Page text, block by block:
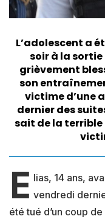
L’adolescent a
soir à la
grièvement
son
victime d’une
dernier des
sait de la
E lias, 14 ans,
vendredi
été tué d’un coup